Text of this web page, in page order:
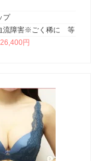
プ
流障害※ごく稀に 等
円